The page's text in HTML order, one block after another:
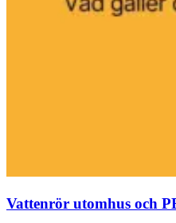
Vattenrör utomhus och